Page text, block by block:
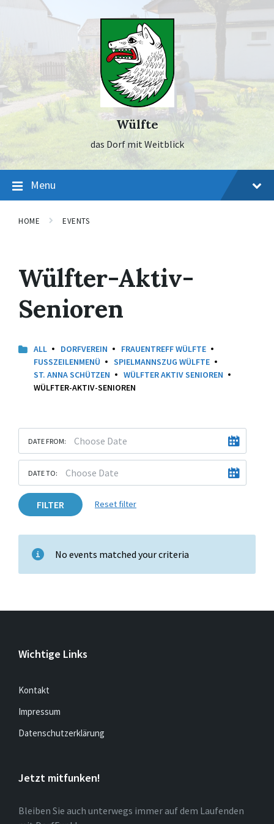
Wülfte
das Dorf mit Weitblick
Menu
HOME EVENTS
Wülfter-Aktiv-
Senioren
ALL DORFVEREIN
FRAUENTREFF WÜLFTE
FUSSZEILENMENÜ
SPIELMANNSZUG WÜLFTE
ST. ANNA SCHÜTZEN
WÜLFTER AKTIV SENIOREN
WÜLFTER-AKTIV-SENIOREN
DATE FROM:
DATE TO:
FILTER Reset filter
No events matched your criteria
Wichtige Links
Kontakt
Impressum
Datenschutzerklärung
Jetzt mitfunken!
Bleiben Sie auch unterwegs immer auf dem Laufenden